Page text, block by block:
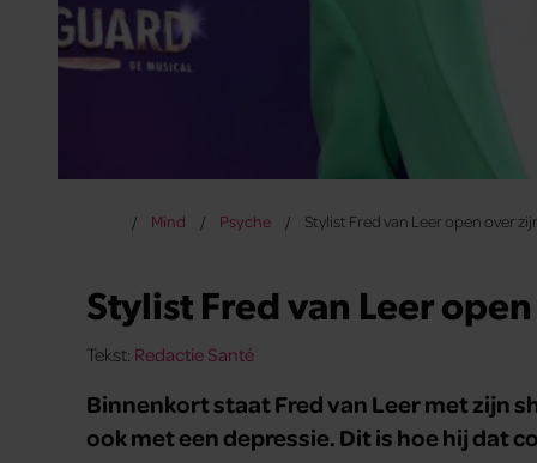
Mind Psyche Stylist Fred van Leer open over
Stylist Fred van Leer
Tekst: Redactie Santé
Binnenkort staat Fred van Leer met zijn
ook met een depressie. Dit is hoe hij dat